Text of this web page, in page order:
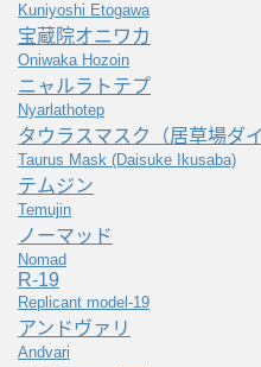
Kuniyoshi Etogawa
宝蔵院オニワカ
Oniwaka Hozoin
ニャルラトテプ
Nyarlathotep
タウラスマスク（居草場ダイ
Taurus Mask (Daisuke Ikusaba)
テムジン
Temujin
ノーマッド
Nomad
R-19
Replicant model-19
アンドヴァリ
Andvari